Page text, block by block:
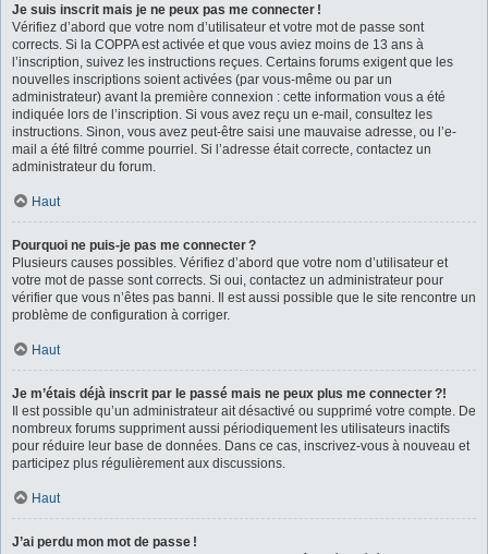
Je suis inscrit mais je ne peux pas me connecter !
Vérifiez d’abord que votre nom d’utilisateur et votre mot de passe sont
corrects. Si la COPPA est activée et que vous aviez moins de 13 ans à
l’inscription, suivez les instructions reçues. Certains forums exigent que les
nouvelles inscriptions soient activées (par vous-même ou par un
administrateur) avant la première connexion : cette information vous a été
indiquée lors de l’inscription. Si vous avez reçu un e-mail, consultez les
instructions. Sinon, vous avez peut-être saisi une mauvaise adresse, ou l’e-
mail a été filtré comme pourriel. Si l’adresse était correcte, contactez un
administrateur du forum.
Haut
Pourquoi ne puis-je pas me connecter ?
Plusieurs causes possibles. Vérifiez d’abord que votre nom d’utilisateur et
votre mot de passe sont corrects. Si oui, contactez un administrateur pour
vérifier que vous n’êtes pas banni. Il est aussi possible que le site rencontre un
problème de configuration à corriger.
Haut
Je m’étais déjà inscrit par le passé mais ne peux plus me connecter ?!
Il est possible qu’un administrateur ait désactivé ou supprimé votre compte. De
nombreux forums suppriment aussi périodiquement les utilisateurs inactifs
pour réduire leur base de données. Dans ce cas, inscrivez-vous à nouveau et
participez plus régulièrement aux discussions.
Haut
J’ai perdu mon mot de passe !